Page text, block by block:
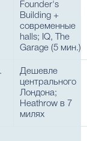
Founder's
Building +
современные
halls; IQ, The
Garage (5 мин.)
Дешевле
центрального
Лондона;
Heathrow в 7
милях